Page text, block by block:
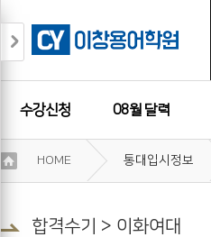
수강신청 08월 달력
수강후기
용
약
HOME 통대입시정보
합격수기 > 이화여대